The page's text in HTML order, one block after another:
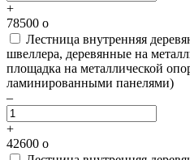
+
78500 o
Лестница внутренняя
швеллера, деревянные на
площадка на металлической
ламинированными панелями)
–
+
42600 o